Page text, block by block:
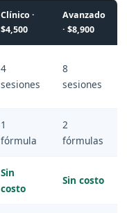
Clínico ·
$4,500
Avanzado
· $8,900
4
sesiones
8
sesiones
1
fórmula
2
fórmulas
Sin
costo
Sin costo